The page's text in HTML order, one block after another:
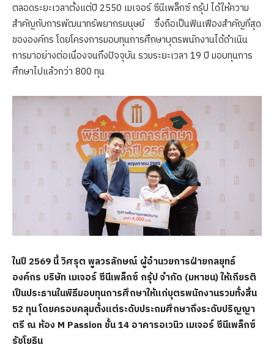
ตลอดระยะเวลาตั้งแต่ปี 2550 เมเจอร์ ซีนีเพล็กซ์ กรุ้ป ได้ให้ความ
สำคัญกับการพัฒนาทรัพยากรมนุษย์ ซึ่งถือเป็นฟันเฟืองสำคัญที่สุด
ขององค์กร โดยโครงการมอบทุนการศึกษาบุตรพนักงานได้ดำเนิน
การมาอย่างต่อเนื่องจนถึงปัจจุบัน รวมระยะเวลา 19 ปี มอบทุนการ
ศึกษาไปแล้วกว่า 800 ทุน
ในปี 2569 นี้วิศรุต พูลวรลักษณ์ ผู้อำนวยการฝ่ายกลยุทธ์
องค์กร บริษัท เมเจอร์ ซีนีเพล็กซ์ กรุ้ป จำกัด (มหาชน)ให้เกียรติ
เป็นประธานในพิธีมอบทุนการศึกษาให้แก่บุตรพนักงานรวมทั้งสิ้น
52 ทุน โดยครอบคลุมตั้งแต่ระดับประถมศึกษาถึงระดับปริญญา
ตรีณ ห้อง M Passion ชั้น 14 อาคารอเวนิว เมเจอร์ ซีนีเพล็กซ์
รัชโยธิน